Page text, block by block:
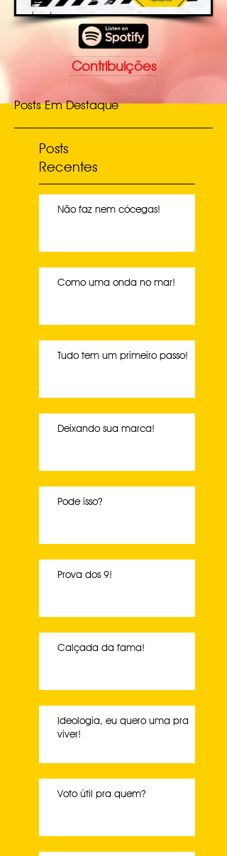
Contribuições
Posts Em Destaque
Posts
Recentes
Não faz nem cócegas!
Como uma onda no mar!
Tudo tem um primeiro passo!
Deixando sua marca!
Pode isso?
Prova dos 9!
Calçada da fama!
Ideologia, eu quero uma pra
viver!
Voto útil pra quem?